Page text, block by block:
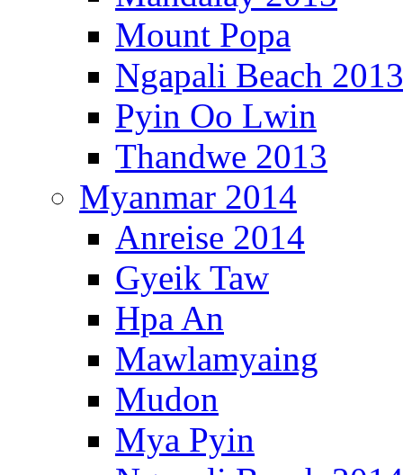
Mount Popa
Ngapali Beach 2013
Pyin Oo Lwin
Thandwe 2013
Myanmar 2014
Anreise 2014
Gyeik Taw
Hpa An
Mawlamyaing
Mudon
Mya Pyin